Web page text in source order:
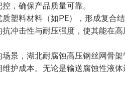
，确保产品质量可靠。
塑料材料（如PE），形成复合
冲击性与耐压强度，使其能在
景，湖北耐腐蚀高压钢丝网骨
护成本。无论是输送腐蚀性液